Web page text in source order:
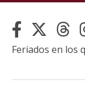
Feriados en los